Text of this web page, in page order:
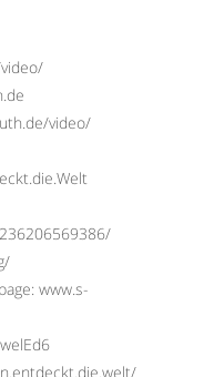
video/
www.s-